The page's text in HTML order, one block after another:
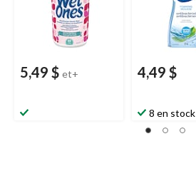
5,49 $ et+ 4,49 $
8 en stock